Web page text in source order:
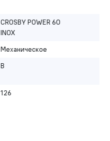
CROSBY POWER 60
INOX
Механическое
B
126